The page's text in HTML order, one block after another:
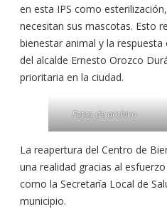
en esta IPS como
necesitan sus mascotas. Esto
bienestar animal y la
del alcalde Ernesto Orozco
prioritaria en la ciudad.
Fotos de archivo
La reapertura del Centro de
una realidad gracias al
como la Secretaría Local de
municipio.